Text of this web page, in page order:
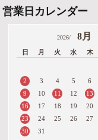
営業日カレンダー
2026/ 8月
日 月 火 水 木
2
3 4 5 6
9
10 11 12 13
16
17 18 19 20
23
24 25 26 27
30
31